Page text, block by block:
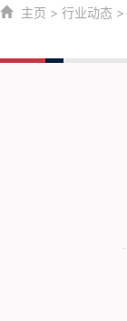
主页 > 行业动态 >